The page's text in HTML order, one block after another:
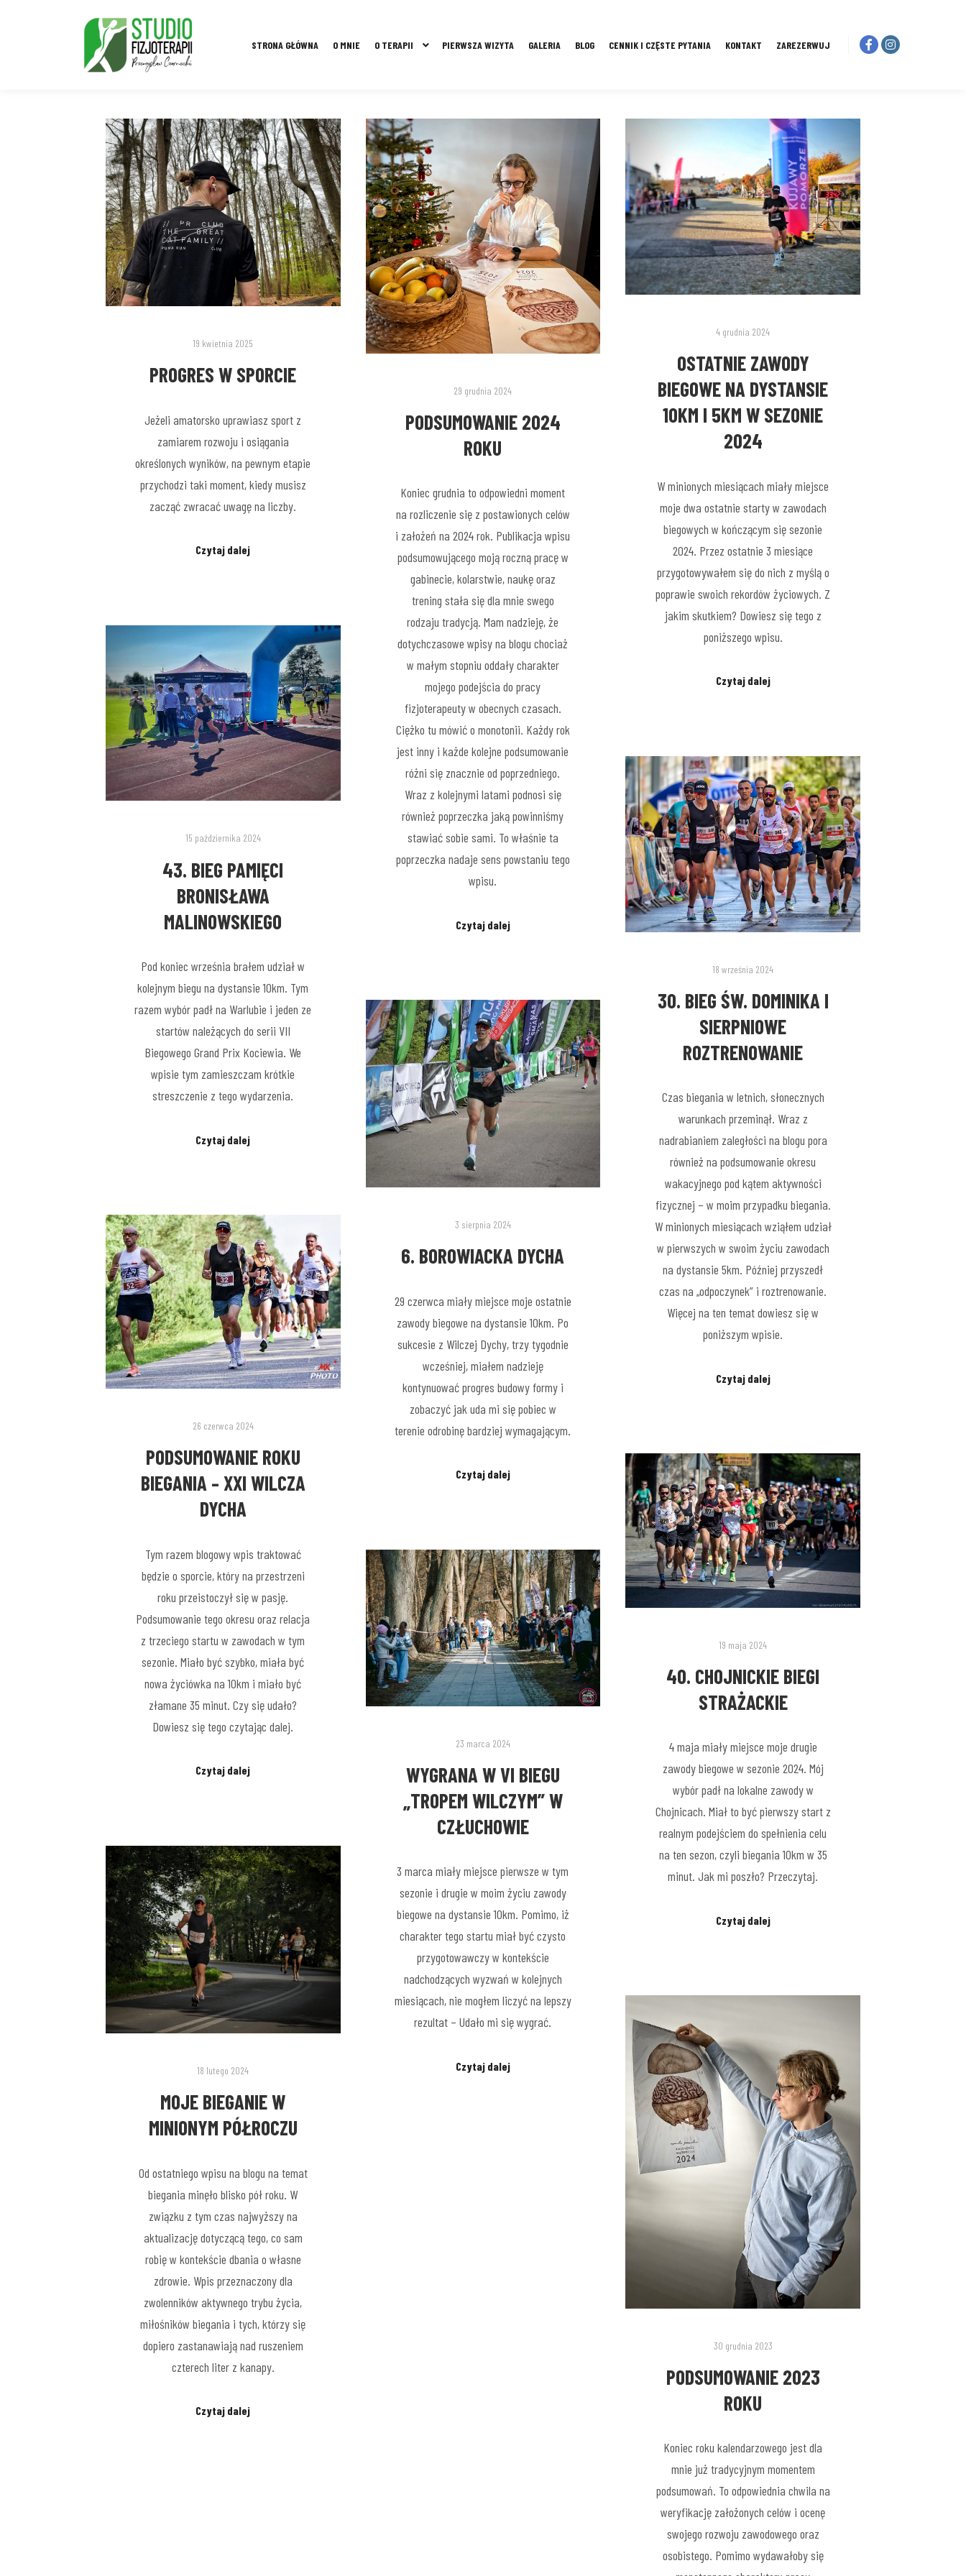
STRONA GŁÓWNA O MNIE O TERAPII PIERWSZA WIZYTA GALERIA BLOG CENNIK I CZĘSTE PYTANIA KONTAKT ZAREZERWUJ
19 kwietnia 2025
PROGRES W SPORCIE
Jeżeli amatorsko uprawiasz sport z
zamiarem rozwoju i osiągania
określonych wyników, na pewnym etapie
przychodzi taki moment, kiedy musisz
zacząć zwracać uwagę na liczby.
Czytaj dalej
29 grudnia 2024
PODSUMOWANIE 2024
ROKU
Koniec grudnia to odpowiedni moment
na rozliczenie się z postawionych celów
i założeń na 2024 rok. Publikacja wpisu
podsumowującego moją roczną pracę w
gabinecie, kolarstwie, naukę oraz
trening stała się dla mnie swego
rodzaju tradycją. Mam nadzieję, że
dotychczasowe wpisy na blogu chociaż
w małym stopniu oddały charakter
mojego podejścia do pracy
fizjoterapeuty w obecnych czasach.
Ciężko tu mówić o monotonii. Każdy rok
jest inny i każde kolejne podsumowanie
różni się znacznie od poprzedniego.
Wraz z kolejnymi latami podnosi się
również poprzeczka jaką powinniśmy
stawiać sobie sami. To właśnie ta
poprzeczka nadaje sens powstaniu tego
wpisu.
Czytaj dalej
4 grudnia 2024
OSTATNIE ZAWODY
BIEGOWE NA DYSTANSIE
10KM I 5KM W SEZONIE
2024
W minionych miesiącach miały miejsce
moje dwa ostatnie starty w zawodach
biegowych w kończącym się sezonie
2024. Przez ostatnie 3 miesiące
przygotowywałem się do nich z myślą o
poprawie swoich rekordów życiowych. Z
jakim skutkiem? Dowiesz się tego z
poniższego wpisu.
Czytaj dalej
15 października 2024
43. BIEG PAMIĘCI
BRONISŁAWA
MALINOWSKIEGO
Pod koniec września brałem udział w
kolejnym biegu na dystansie 10km. Tym
razem wybór padł na Warlubie i jeden ze
startów należących do serii VII
Biegowego Grand Prix Kociewia. We
wpisie tym zamieszczam krótkie
streszczenie z tego wydarzenia.
Czytaj dalej
18 września 2024
30. BIEG ŚW. DOMINIKA I
SIERPNIOWE
ROZTRENOWANIE
Czas biegania w letnich, słonecznych
warunkach przeminął. Wraz z
nadrabianiem zaległości na blogu pora
również na podsumowanie okresu
wakacyjnego pod kątem aktywności
fizycznej – w moim przypadku biegania.
W minionych miesiącach wziąłem udział
w pierwszych w swoim życiu zawodach
na dystansie 5km. Później przyszedł
czas na „odpoczynek” i roztrenowanie.
Więcej na ten temat dowiesz się w
poniższym wpisie.
Czytaj dalej
3 sierpnia 2024
6. BOROWIACKA DYCHA
29 czerwca miały miejsce moje ostatnie
zawody biegowe na dystansie 10km. Po
sukcesie z Wilczej Dychy, trzy tygodnie
wcześniej, miałem nadzieję
kontynuować progres budowy formy i
zobaczyć jak uda mi się pobiec w
terenie odrobinę bardziej wymagającym.
Czytaj dalej
26 czerwca 2024
PODSUMOWANIE ROKU
BIEGANIA – XXI WILCZA
DYCHA
Tym razem blogowy wpis traktować
będzie o sporcie, który na przestrzeni
roku przeistoczył się w pasję.
Podsumowanie tego okresu oraz relacja
z trzeciego startu w zawodach w tym
sezonie. Miało być szybko, miała być
nowa życiówka na 10km i miało być
złamane 35 minut. Czy się udało?
Dowiesz się tego czytając dalej.
Czytaj dalej
19 maja 2024
40. CHOJNICKIE BIEGI
STRAŻACKIE
4 maja miały miejsce moje drugie
zawody biegowe w sezonie 2024. Mój
wybór padł na lokalne zawody w
Chojnicach. Miał to być pierwszy start z
realnym podejściem do spełnienia celu
na ten sezon, czyli biegania 10km w 35
minut. Jak mi poszło? Przeczytaj.
Czytaj dalej
23 marca 2024
WYGRANA W VI BIEGU
„TROPEM WILCZYM” W
CZŁUCHOWIE
3 marca miały miejsce pierwsze w tym
sezonie i drugie w moim życiu zawody
biegowe na dystansie 10km. Pomimo, iż
charakter tego startu miał być czysto
przygotowawczy w kontekście
nadchodzących wyzwań w kolejnych
miesiącach, nie mogłem liczyć na lepszy
rezultat – Udało mi się wygrać.
Czytaj dalej
18 lutego 2024
MOJE BIEGANIE W
MINIONYM PÓŁROCZU
Od ostatniego wpisu na blogu na temat
biegania minęło blisko pół roku. W
związku z tym czas najwyższy na
aktualizację dotyczącą tego, co sam
robię w kontekście dbania o własne
zdrowie. Wpis przeznaczony dla
zwolenników aktywnego trybu życia,
miłośników biegania i tych, którzy się
dopiero zastanawiają nad ruszeniem
czterech liter z kanapy.
Czytaj dalej
30 grudnia 2023
PODSUMOWANIE 2023
ROKU
Koniec roku kalendarzowego jest dla
mnie już tradycyjnym momentem
podsumowań. To odpowiednia chwila na
weryfikację założonych celów i ocenę
swojego rozwoju zawodowego oraz
osobistego. Pomimo wydawałoby się